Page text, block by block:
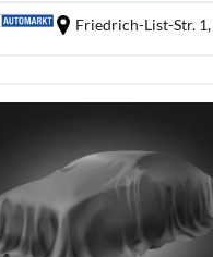
Friedrich-List-Str. 1,